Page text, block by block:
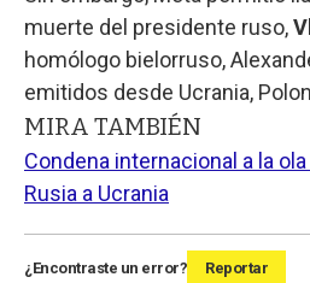
muerte del presidente ruso,
homólogo bielorruso,
emitidos desde Ucrania,
MIRA TAMBIÉN
Condena internacional a la
Rusia a Ucrania
¿Encontraste un error? Reportar